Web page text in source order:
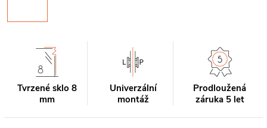
Tvrzené sklo 8
mm
Univerzální
montáž
Prodloužená
záruka 5 let